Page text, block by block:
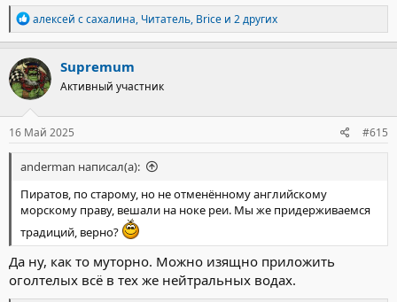
Р
е
а
к
ц
и
и
:
алексей с сахалина, Читатель, Brice и 2 других
Supremum
Активный участник
16 Май 2025 #615
anderman написал(а):
Пиратов, по старому, но не отменённому английскому
морскому праву, вешали на ноке реи. Мы же придерживаемся
традиций, верно?
Да ну, как то муторно. Можно изящно приложить
оголтелых всё в тех же нейтральных водах.